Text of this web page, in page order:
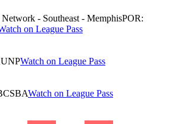
- Southeast - MemphisPOR:
on League Pass
Watch on League Pass
Watch on League Pass